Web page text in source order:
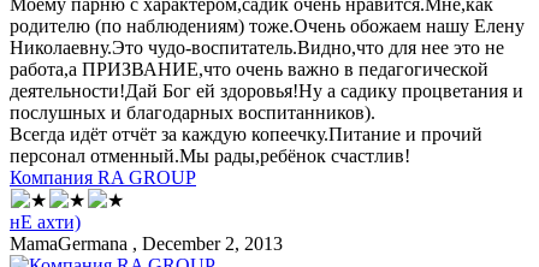
Моему парню с характером,садик очень нравится.Мне,как
родителю (по наблюдениям) тоже.Очень обожаем нашу Елену
Николаевну.Это чудо-воспитатель.Видно,что для нее это не
работа,а ПРИЗВАНИЕ,что очень важно в педагогической
деятельности!Дай Бог ей здоровья!Ну а садику процветания и
послушных и благодарных воспитанников).
Всегда идёт отчёт за каждую копеечку.Питание и прочий
персонал отменный.Мы рады,ребёнок счастлив!
Компания RA GROUP
нЕ ахти)
MamaGermana , December 2, 2013